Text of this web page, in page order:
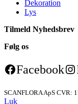
Dekoration
Lys
Tilmeld Nyhedsbrev
Følg os
Facebook
SCANFLORA ApS CVR:
Luk